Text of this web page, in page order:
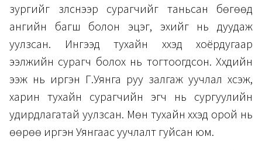
зургийг үзүүлснээр сурагчийг таньсан бөгөөд
ангийн багш болон эцэг, эхийг нь дуудаж
уулзсан. Ингээд тухайн хүүхэд хоёрдугаар
ээлжийн сурагч болох нь тогтоогдсон. Хүүхдийн
ээж нь иргэн Г.Уянга руу залгаж уучлал хүсэж,
харин тухайн сурагчийн эгч нь сургуулийн
удирдлагатай уулзсан. Мөн тухайн хүүхэд орой нь
өөрөө иргэн Уянгаас уучлалт гуйсан юм.